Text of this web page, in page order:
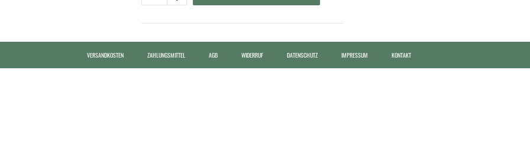
VERSANDKOSTEN ZAHLUNGSMITTEL AGB WIDERRUF DATENSCHUTZ IMPRESSUM KONTAKT